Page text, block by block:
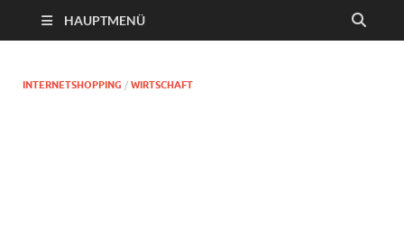
HAUPTMENÜ
INTERNETSHOPPING / WIRTSCHAFT